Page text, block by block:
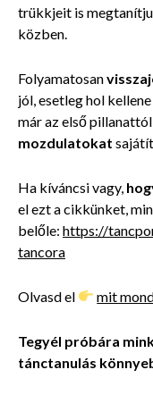
trükkjeit is
közben.
Folyamatosan
jól, esetleg hol
már az első
mozdulatokat
Ha kíváncsi vagy,
el ezt a cikkünket,
belőle: https://
tancora
Olvasd el mit
Tegyél próbára
tánctanulás